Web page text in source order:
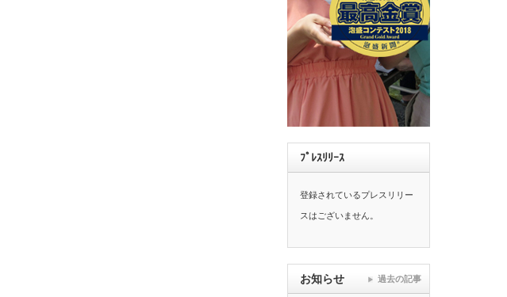
ﾌﾟﾚｽﾘﾘｰｽ
登録されているプレスリリー
スはございません。
お知らせ 過去の記事